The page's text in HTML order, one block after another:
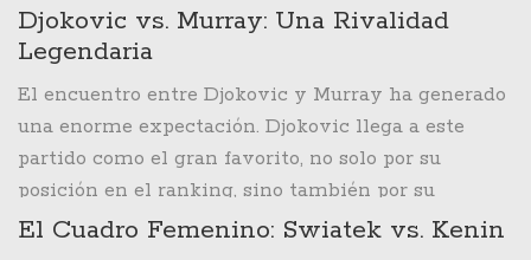
partidos que seguramente quedarán en la memoria
de todos los presentes. En la mítica Pista Central,
enfrentará a Andy Murray, dos veces campeón de
Wimbledon. Este esperado encuentro promete ser
una batalla épica entre dos leyendas del deporte
que siempre han brindado espectáculos
inolvidables.
Djokovic vs. Murray: Una Rivalidad
Legendaria
El encuentro entre Djokovic y Murray ha generado
una enorme expectación. Djokovic llega a este
partido como el gran favorito, no solo por su
posición en el ranking, sino también por su
impresionante historial en el torneo inglés. Sin
El Cuadro Femenino: Swiatek vs. Kenin